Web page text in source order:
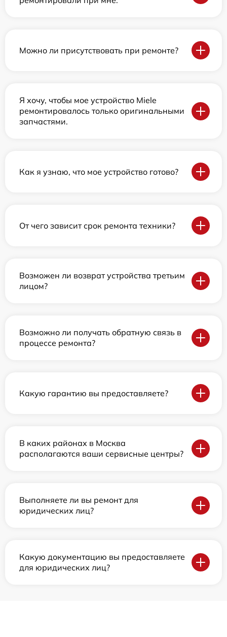
Можно ли присутствовать при ремонте?
Я хочу, чтобы мое устройство Miele
ремонтировалось только оригинальными
запчастями.
Как я узнаю, что мое устройство готово?
От чего зависит срок ремонта техники?
Возможен ли возврат устройства третьим
лицом?
Возможно ли получать обратную связь в
процессе ремонта?
Какую гарантию вы предоставляете?
В каких районах в Москва
располагаются ваши сервисные центры?
Выполняете ли вы ремонт для
юридических лиц?
Какую документацию вы предоставляете
для юридических лиц?